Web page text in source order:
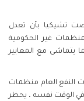
تشيكيا بأن تعدل
غير الحكومية
يتماشى مع المعايير
الأندية وجمعيات النفع العام منظمات
الوقت نفسه ، يحظر